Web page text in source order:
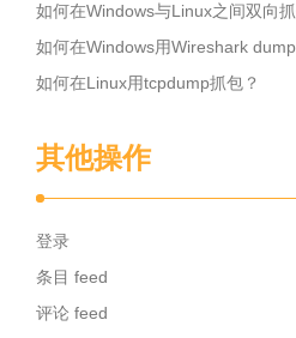
如何在Windows与Linux之间双向抓
如何在Windows用Wireshark
如何在Linux用tcpdump抓包？
其他操作
登录
条目 feed
评论 feed